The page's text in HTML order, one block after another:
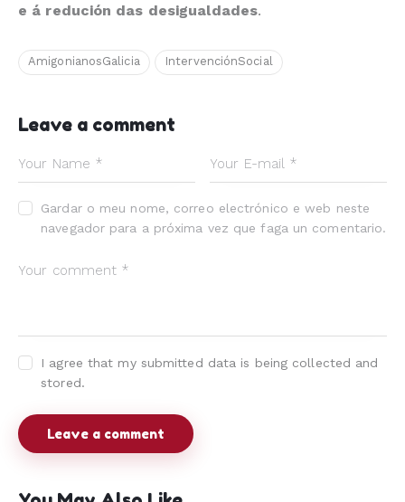
e á redución das desigualdades.
AmigonianosGalicia IntervenciónSocial
Leave a comment
Gardar o meu nome, correo electrónico e web neste
navegador para a próxima vez que faga un comentario.
I agree that my submitted data is being collected and
stored.